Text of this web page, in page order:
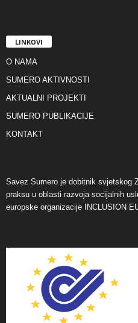
LINKOVI
O NAMA
SUMERO AKTIVNOSTI
AKTUALNI PROJEKTI
SUMERO PUBLIKACIJE
KONTAKT
Savez Sumero je dobitnik svjetskog
praksu u oblasti razvoja socijalnih
europske organizacije INCLUSION